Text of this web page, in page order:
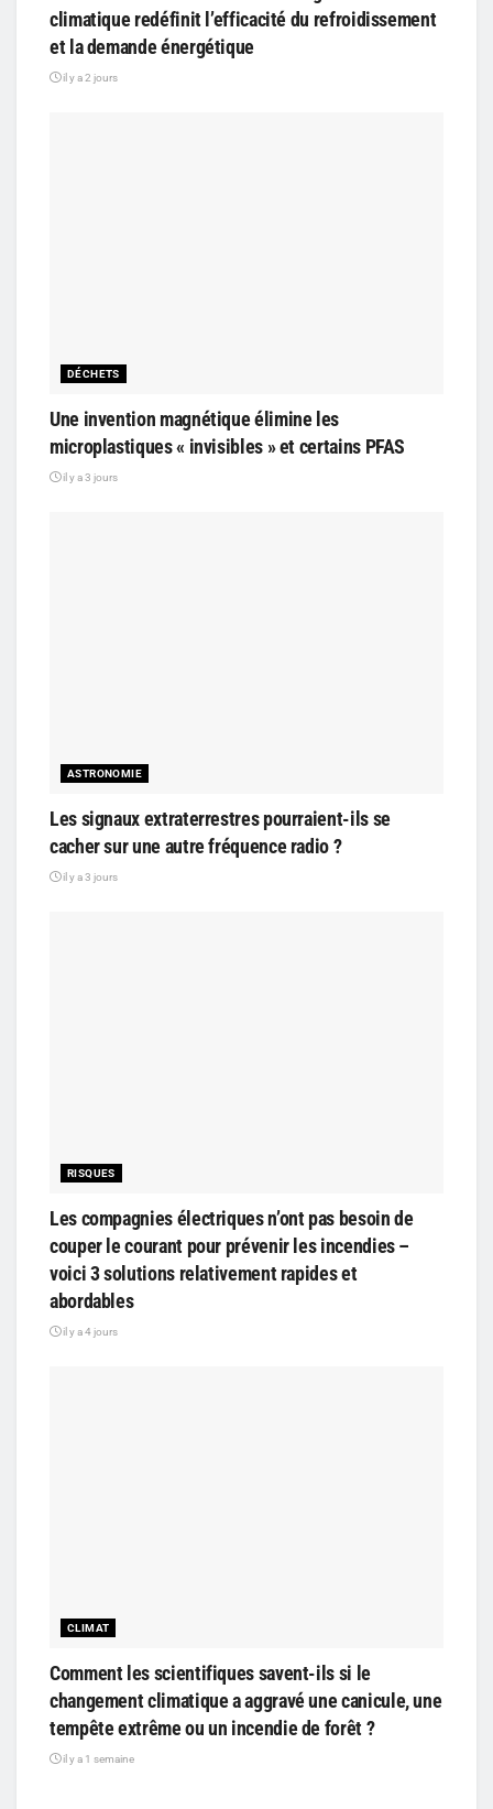
climatique redéfinit l’efficacité du refroidissement
et la demande énergétique
il y a 2 jours
DÉCHETS
Une invention magnétique élimine les
microplastiques « invisibles » et certains PFAS
il y a 3 jours
ASTRONOMIE
Les signaux extraterrestres pourraient-ils se
cacher sur une autre fréquence radio ?
il y a 3 jours
RISQUES
Les compagnies électriques n’ont pas besoin de
couper le courant pour prévenir les incendies –
voici 3 solutions relativement rapides et
abordables
il y a 4 jours
CLIMAT
Comment les scientifiques savent-ils si le
changement climatique a aggravé une canicule, une
tempête extrême ou un incendie de forêt ?
il y a 1 semaine